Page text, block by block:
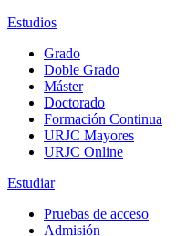
Estudios
Grado
Doble Grado
Máster
Doctorado
Formación Continua
URJC Mayores
URJC Online
Estudiar
Pruebas de acceso
Admisión